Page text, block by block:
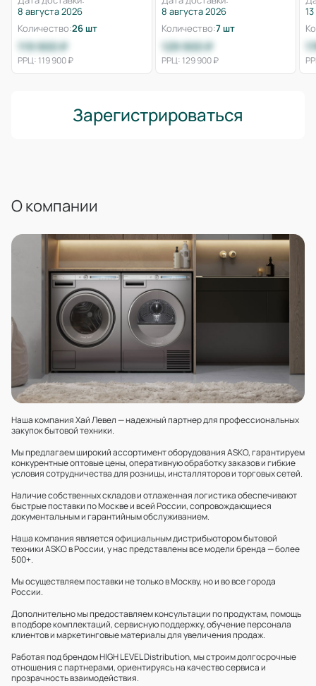
8 августа 2026
Количество:26 шт
119 900 ₽
РРЦ: 119 900 ₽
8 августа 2026
Количество:7 шт
129 900 ₽
РРЦ: 129 900 ₽
Зарегистрироваться
О компании
Наша компания Хай Левел — надежный партнер для профессиональных
закупок бытовой техники.
Мы предлагаем широкий ассортимент оборудования ASKO, гарантируем
конкурентные оптовые цены, оперативную обработку заказов и гибкие
условия сотрудничества для розницы, инсталляторов и торговых сетей.
Наличие собственных складов и отлаженная логистика обеспечивают
быстрые поставки по Москве и всей России, сопровождающиеся
документальным и гарантийным обслуживанием.
Наша компания является официальным дистрибьютором бытовой
техники ASKO в России, у нас представлены все модели бренда — более
500+.
Мы осуществляем поставки не только в Москву, но и во все города
России.
Дополнительно мы предоставляем консультации по продуктам, помощь
в подборе комплектаций, сервисную поддержку, обучение персонала
клиентов и маркетинговые материалы для увеличения продаж.
Работая под брендом HIGH LEVEL Distribution, мы строим долгосрочные
отношения с партнерами, ориентируясь на качество сервиса и
прозрачность взаимодействия.